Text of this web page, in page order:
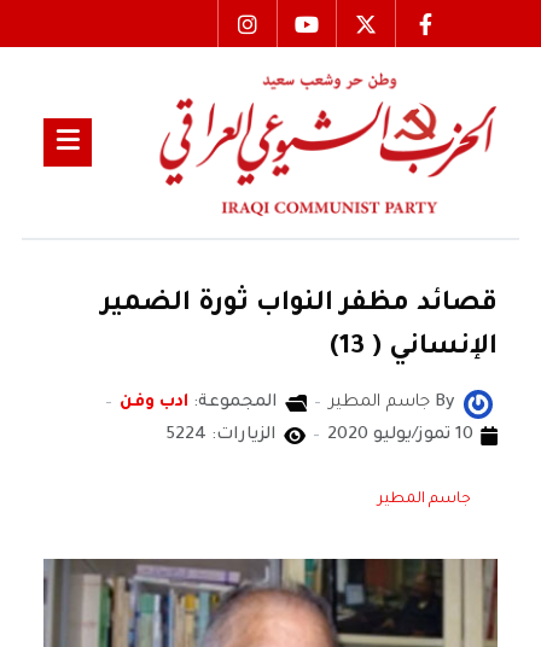
قصائد مظفر النواب ثورة الضمير
الإنساني ( 13)
By جاسم المطير المجموعة: ادب وفن
10 تموز/يوليو 2020
الزيارات: 5224
جاسم المطير